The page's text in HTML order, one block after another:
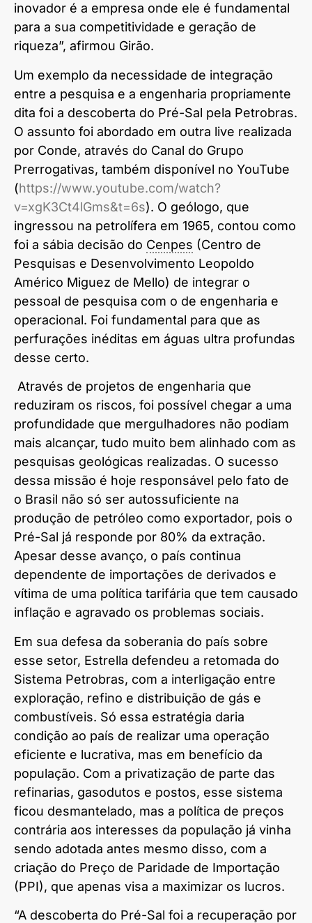
inovador é a empresa onde ele é fundamental
para a sua competitividade e geração de
riqueza”, afirmou Girão.
Um exemplo da necessidade de integração
entre a pesquisa e a engenharia propriamente
dita foi a descoberta do Pré-Sal pela Petrobras.
O assunto foi abordado em outra live realizada
por Conde, através do Canal do Grupo
Prerrogativas, também disponível no YouTube
(https://www.youtube.com/watch?
v=xgK3Ct4lGms&t=6s). O geólogo, que
ingressou na petrolífera em 1965, contou como
foi a sábia decisão do Cenpes (Centro de
Pesquisas e Desenvolvimento Leopoldo
Américo Miguez de Mello) de integrar o
pessoal de pesquisa com o de engenharia e
operacional. Foi fundamental para que as
perfurações inéditas em águas ultra profundas
desse certo.
Através de projetos de engenharia que
reduziram os riscos, foi possível chegar a uma
profundidade que mergulhadores não podiam
mais alcançar, tudo muito bem alinhado com as
pesquisas geológicas realizadas. O sucesso
dessa missão é hoje responsável pelo fato de
o Brasil não só ser autossuficiente na
produção de petróleo como exportador, pois o
Pré-Sal já responde por 80% da extração.
Apesar desse avanço, o país continua
dependente de importações de derivados e
vítima de uma política tarifária que tem causado
inflação e agravado os problemas sociais.
Em sua defesa da soberania do país sobre
esse setor, Estrella defendeu a retomada do
Sistema Petrobras, com a interligação entre
exploração, refino e distribuição de gás e
combustíveis. Só essa estratégia daria
condição ao país de realizar uma operação
eficiente e lucrativa, mas em benefício da
população. Com a privatização de parte das
refinarias, gasodutos e postos, esse sistema
ficou desmantelado, mas a política de preços
contrária aos interesses da população já vinha
sendo adotada antes mesmo disso, com a
criação do Preço de Paridade de Importação
(PPI), que apenas visa a maximizar os lucros.
“A descoberta do Pré-Sal foi a recuperação por